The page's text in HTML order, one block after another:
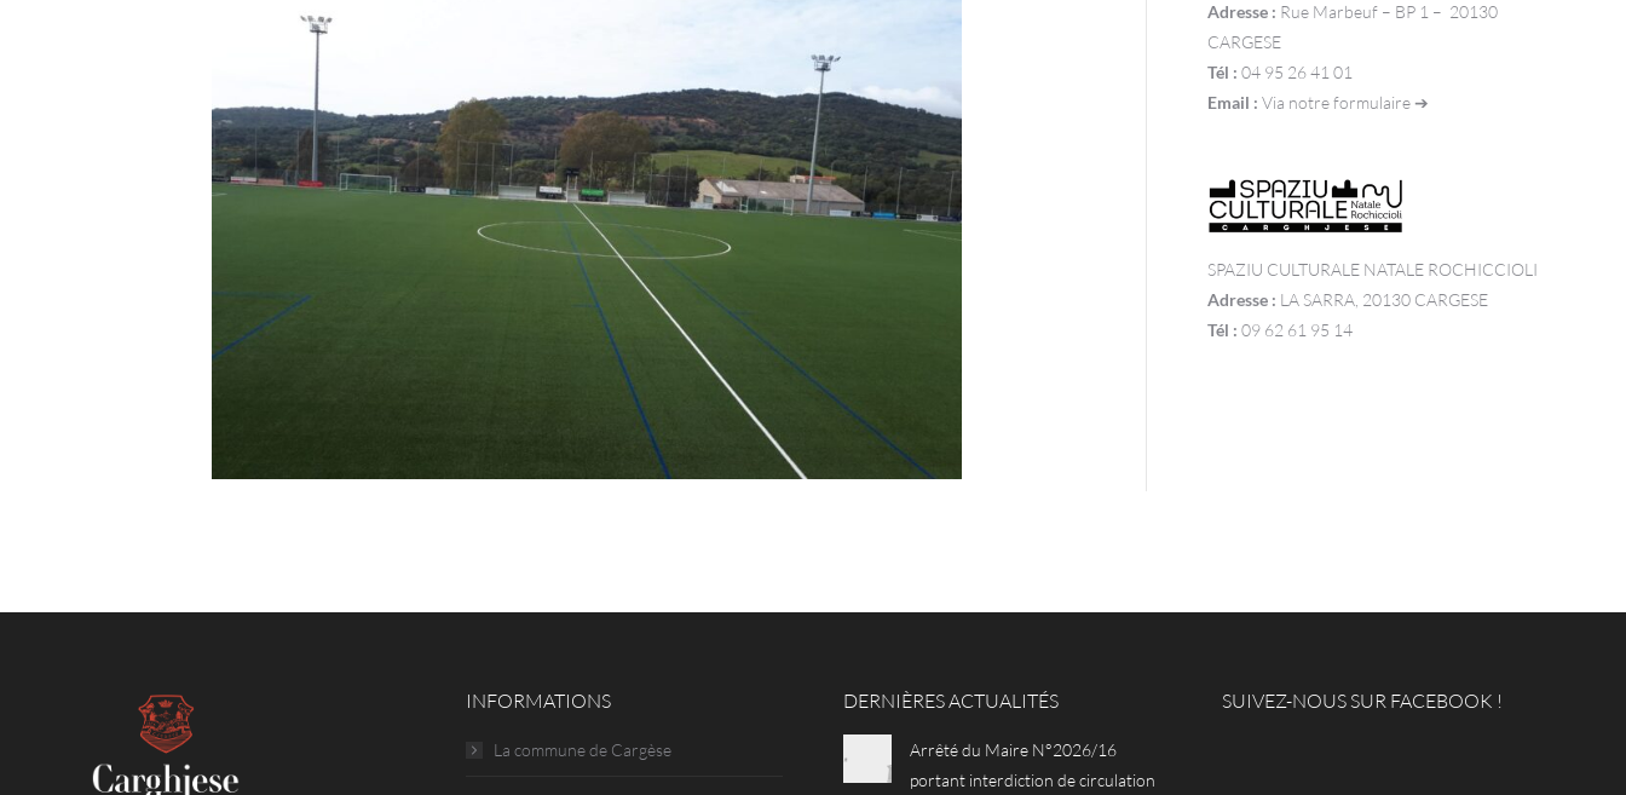
Adresse : Rue Marbeuf – BP 1 – 20130
CARGESE
Tél : 04 95 26 41 01
Email : Via notre formulaire ➔
SPAZIU CULTURALE NATALE ROCHICCIOLI
Adresse : LA SARRA, 20130 CARGESE
Tél : 09 62 61 95 14
INFORMATIONS
La commune de Cargèse
DERNIÈRES ACTUALITÉS
Arrêté du Maire N°2026/16
portant interdiction de circulation
SUIVEZ-NOUS SUR FACEBOOK !